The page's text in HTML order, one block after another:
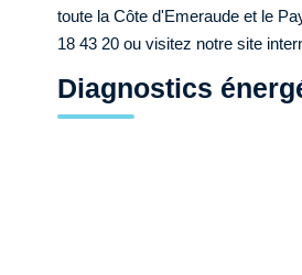
toute la Côte d'Emeraude et le
18 43 20 ou visitez notre site
Diagnostics